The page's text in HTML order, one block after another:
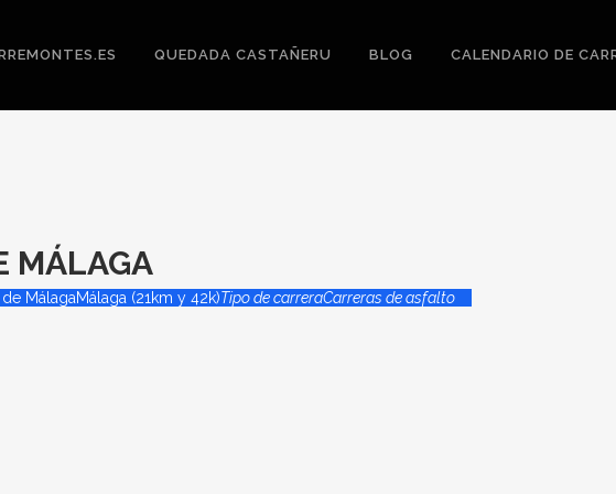
QUEDADA CASTAÑERU BLOG CALENDARIO DE
MÁLAGA
MálagaMálaga (21km y 42k)Tipo de carreraCarreras de asfalto